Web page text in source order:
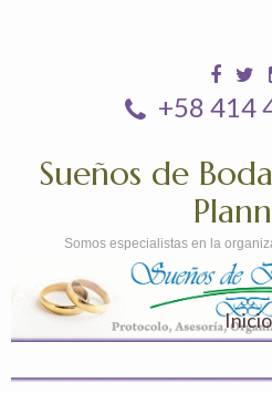
+58 414
Sueños de
Somos especialistas en la
Inicio